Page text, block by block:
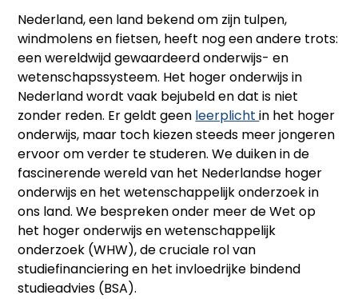
Nederland, een land bekend om zijn tulpen,
windmolens en fietsen, heeft nog een andere trots:
een wereldwijd gewaardeerd onderwijs- en
wetenschapssysteem. Het hoger onderwijs in
Nederland wordt vaak bejubeld en dat is niet
zonder reden. Er geldt geen leerplichtin het hoger
onderwijs, maar toch kiezen steeds meer jongeren
ervoor om verder te studeren. We duiken in de
fascinerende wereld van het Nederlandse hoger
onderwijs en het wetenschappelijk onderzoek in
ons land. We bespreken onder meer de Wet op
het hoger onderwijs en wetenschappelijk
onderzoek (WHW), de cruciale rol van
studiefinanciering en het invloedrijke bindend
studieadvies (BSA).